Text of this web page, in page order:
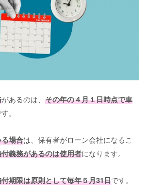
があるのは、 その年の４月１日時点で車
。
場合は、保有者がローン会社になるこ
義務があるのは使用者になります。
期限は原則として毎年５月31日です。